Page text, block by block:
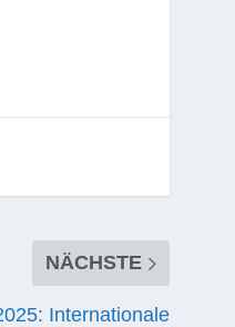
NÄCHSTE
Internationale